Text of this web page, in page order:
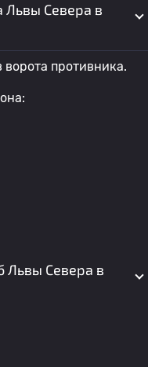
Львы Севера в
ворота противника.
Львы Севера в